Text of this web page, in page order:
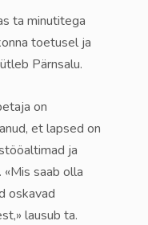
ta minutitega
toetusel ja
Pärnsalu.
on
et lapsed on
ja
«Mis saab olla
oskavad
lausub ta.